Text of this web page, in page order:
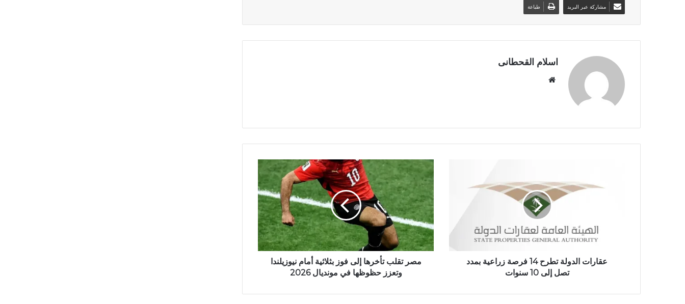
مشاركة عبر البريد طباعة
اسلام القحطانى
ا
عقارات الدولة تطرح 14 فرصة زراعية بمدد
تصل إلى 10 سنوات
مصر تقلب تأخرها إلى فوز بثلاثية أمام نيوزيلندا
وتعزز حظوظها في مونديال 2026